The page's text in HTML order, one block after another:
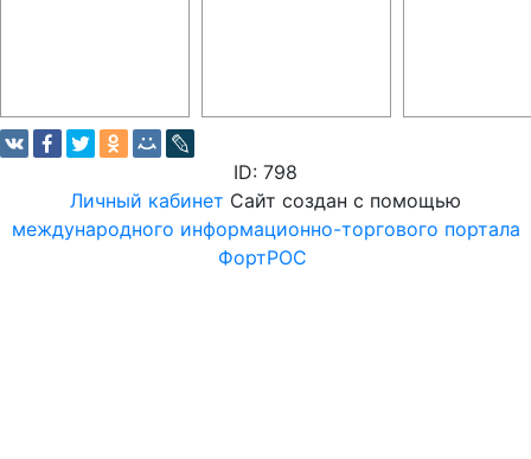
ID: 798
Личный кабинет Сайт создан с помощью
международного информационно-торгового портала
ФортРОС